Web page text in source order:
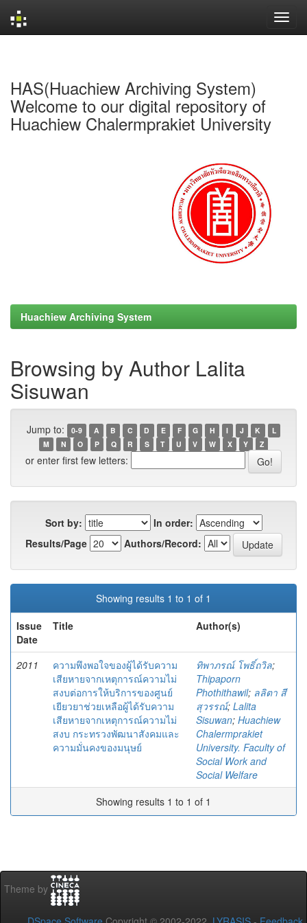
HAS(Huachiew Archiving System)
Welcome to our digital repository of
Huachiew Chalermprakiet University
Huachiew Archiving System
Browsing by Author Lalita
Sisuwan
Jump to: 0-9 A B C D E F G H I J K
L
M
N O P Q R S T U V W X Y Z
or enter first few letters:
Sort by:
In order:
Results/Page
Authors/Record:
Showing results 1 to 1 of 1
Issue
Date
Title Author(s)
2011
ความพึงพอใจของผู้ได้รับความ
เสียหายจากเหตุการณ์ความไม่
สงบต่อการให้บริการของศูนย์
เยียวยาช่วยเหลือผู้ได้รับความ
เสียหายจากเหตุการณ์ความไม่
สงบ กระทรวงพัฒนาสังคมและ
ความมั่นคงของมนุษย์
ทิพาภรณ์ โพธิ์ถวิล;
Thipaporn
Phothithawil; ลลิตา สี
สุวรรณ์; Lalita
Sisuwan; Huachiew
Chalermprakiet
University. Faculty of
Social Work and
Social Welfare
Showing results 1 to 1 of 1
Theme by